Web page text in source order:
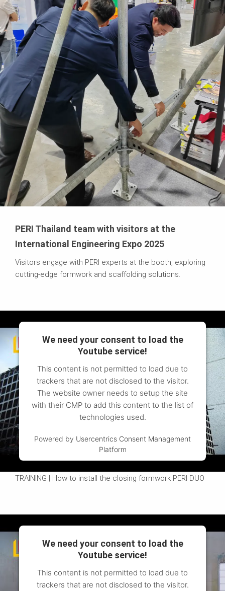
PERI Thailand team with visitors at the
International Engineering Expo 2025
Visitors engage with PERI experts at the booth, exploring
cutting-edge formwork and scaffolding solutions.
We need your consent to load the
Youtube service!
This content is not permitted to load due to
trackers that are not disclosed to the visitor.
The website owner needs to setup the site
with their CMP to add this content to the list of
technologies used.
Powered by Usercentrics Consent Management
Platform
How to install the closing formwork PERI DUO
TRAINING | How to install the closing formwork PERI DUO
We need your consent to load the
Youtube service!
This content is not permitted to load due to
trackers that are not disclosed to the visitor.